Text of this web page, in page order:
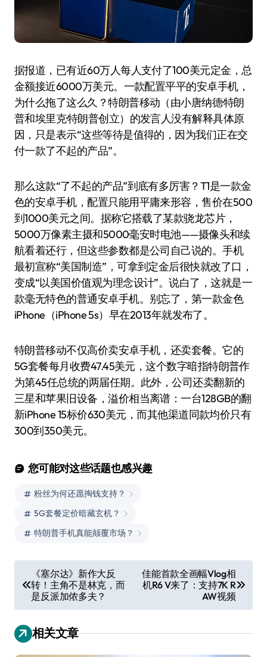
据报道，已有近60万人每人支付了100美元定金，总
金额接近6000万美元。一款配置平平的安卓手机，
为什么拖了这么久？特朗普移动（由小唐纳德·特朗
普和埃里克·特朗普创立）的发言人没有解释具体原
因，只是表示“这些等待是值得的，因为我们正在交
付一款了不起的产品”。
那么这款“了不起的产品”到底有多厉害？T1是一款金
色的安卓手机，配置只能用平庸来形容，售价在500
到1000美元之间。据称它搭载了某款骁龙芯片，
5000万像素主摄和5000毫安时电池——摄像头和续
航看着还行，但这些参数都是公司自己说的。手机
最初宣称“美国制造”，可拿到定金后很快就改了口，
变成“以美国价值观为理念设计”。说白了，这就是一
款毫无特色的普通安卓手机。别忘了，第一款金色
iPhone（iPhone 5s）早在2013年就发布了。
特朗普移动不仅高价卖安卓手机，还卖套餐。它的
5G套餐每月收费47.45美元，这个数字暗指特朗普作
为第45任总统的两届任期。此外，公司还卖翻新的
三星和苹果旧设备，溢价相当离谱：一台128GB的翻
新iPhone 15标价630美元，而其他渠道同款均价只有
300到350美元。
您可能对这些话题也感兴趣
粉丝为何还愿掏钱支持？
5G套餐定价暗藏玄机？
特朗普手机真能颠覆市场？
章
导
航
《塞尔达》新作大反
转！主角不是林克，而
是反派加侬多夫？
佳能首款全画幅Vlog相
机R6 V来了：支持7K R
AW视频
相关文章